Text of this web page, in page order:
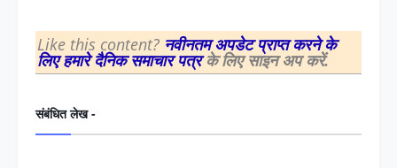
Like this content? नवीनतम अपडेट प्राप्त करने के
लिए हमारे दैनिक समाचार पत्रके लिए साइन अप करें.
संबंधित लेख -